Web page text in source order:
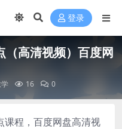
登录
（高清视频）百度网
16 0
程，百度网盘高清视